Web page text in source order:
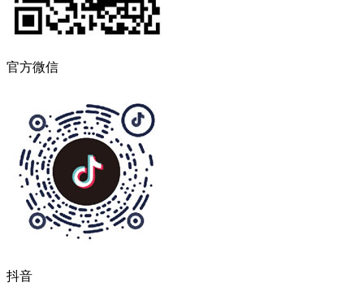
官方微信
抖音